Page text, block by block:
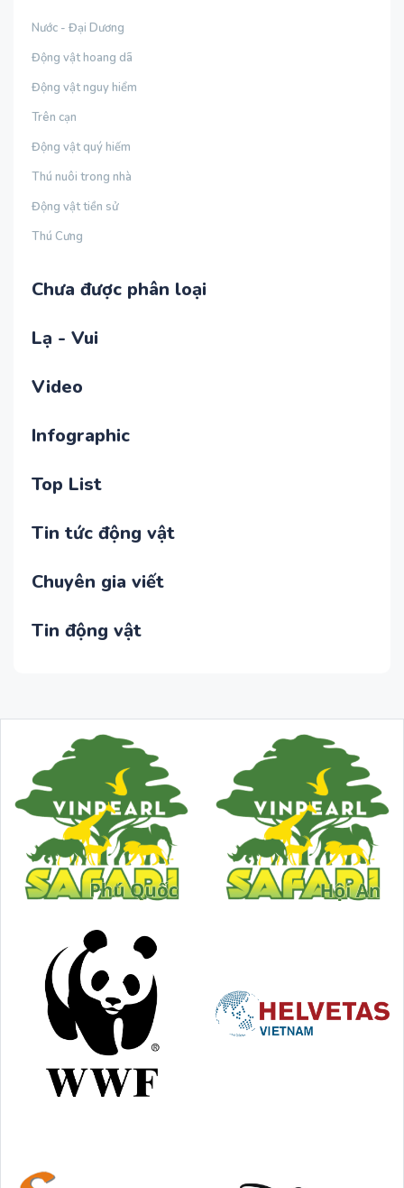
Nước - Đại Dương
Động vật hoang dã
Động vật nguy hiểm
Trên cạn
Động vật quý hiếm
Thú nuôi trong nhà
Động vật tiền sử
Thú Cưng
Chưa được phân loại
Lạ - Vui
Video
Infographic
Top List
Tin tức động vật
Chuyên gia viết
Tin động vật